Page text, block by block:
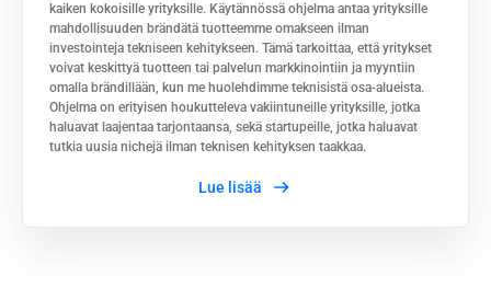
kaiken kokoisille yrityksille. Käytännössä ohjelma antaa yrityksille
mahdollisuuden brändätä tuotteemme omakseen ilman
investointeja tekniseen kehitykseen. Tämä tarkoittaa, että yritykset
voivat keskittyä tuotteen tai palvelun markkinointiin ja myyntiin
omalla brändillään, kun me huolehdimme teknisistä osa-alueista.
Ohjelma on erityisen houkutteleva vakiintuneille yrityksille, jotka
haluavat laajentaa tarjontaansa, sekä startupeille, jotka haluavat
tutkia uusia nichejä ilman teknisen kehityksen taakkaa.
Lue lisää